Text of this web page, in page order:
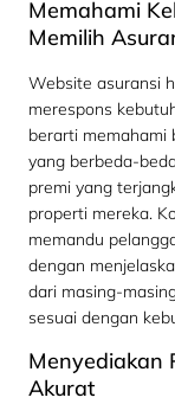
Memahami
Memilih
Website asuransi
merespons
berarti memahami
yang berbeda-
premi yang
properti mereka.
memandu
dengan
dari masing-
sesuai dengan
Menyediakan
Akurat